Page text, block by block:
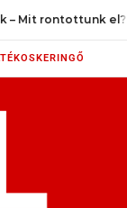
rontottunk el?